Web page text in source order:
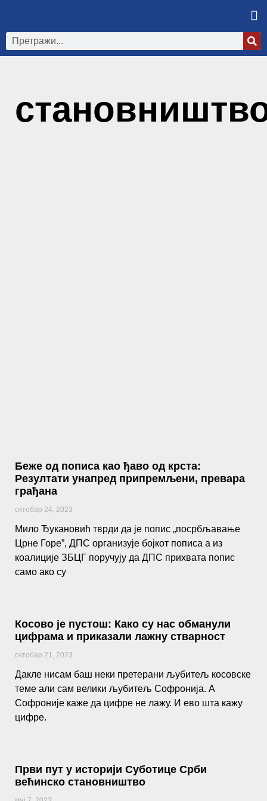
Беже од пописа као ђаво од крста:
Резултати унапред припремљени, превара
грађана
октобар 24, 2023
Мило Ђукановић тврди да је попис „посрбљавање
Црне Горе”, ДПС организује бојкот пописа а из
коалиције ЗБЦГ поручују да ДПС прихвата попис
само ако су
Косово је пустош: Како су нас обманули
цифрама и приказали лажну стварност
октобар 21, 2023
Дакле нисам баш неки претерани љубитељ косовске
теме али сам велики љубитељ Софронија. А
Софроније каже да цифре не лажу. И ево шта кажу
цифре.
Први пут у историји Суботице Срби
већинско становништво